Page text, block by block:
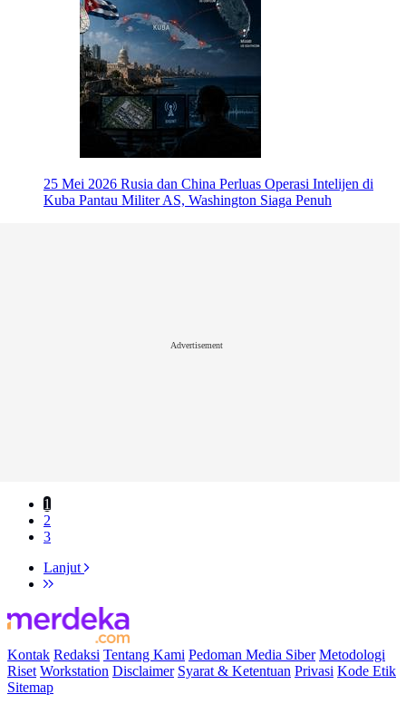
25 Mei 2026 Rusia dan China Perluas Operasi Intelijen di
Kuba Pantau Militer AS, Washington Siaga Penuh
Advertisement
1
2
3
Lanjut
Kontak Redaksi Tentang Kami Pedoman Media Siber Metodologi
Riset Workstation Disclaimer Syarat & Ketentuan Privasi Kode Etik
Sitemap